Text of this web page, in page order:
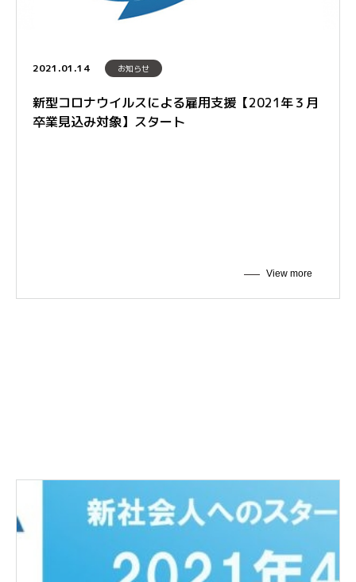
2021.01.14 お知らせ
新型コロナウイルスによる雇用支援【2021年３月
卒業見込み対象】スタート
View more